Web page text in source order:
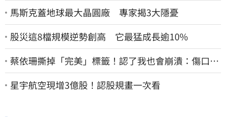
馬斯克蓋地球最大晶圓廠 專家揭3大隱憂
股災這8檔規模逆勢創高 它最猛成長逾10%
蔡依珊撕掉「完美」標籤！認了我也會崩潰：傷口終
究會癒合
星宇航空現增3億股！認股規畫一次看